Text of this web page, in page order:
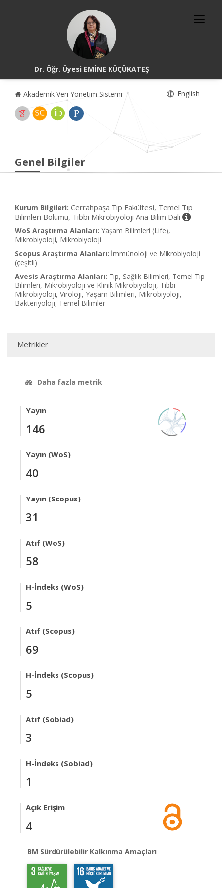
Dr. Öğr. Üyesi EMİNE KÜÇÜKATEŞ
Akademik Veri Yönetim Sistemi English
Genel Bilgiler
Kurum Bilgileri: Cerrahpaşa Tıp Fakültesi, Temel Tıp
Bilimleri Bölümü, Tıbbi Mikrobiyoloji Ana Bilim Dalı
WoS Araştırma Alanları: Yaşam Bilimleri (Life),
Mikrobiyoloji, Mikrobiyoloji
Scopus Araştırma Alanları: İmmünoloji ve Mikrobiyoloji
(çeşitli)
Avesis Araştırma Alanları: Tıp, Sağlık Bilimleri, Temel Tıp
Bilimleri, Mikrobiyoloji ve Klinik Mikrobiyoloji, Tıbbi
Mikrobiyoloji, Viroloji, Yaşam Bilimleri, Mikrobiyoloji,
Bakteriyoloji, Temel Bilimler
Metrikler
Daha fazla metrik
Yayın
146
Yayın (WoS)
40
Yayın (Scopus)
31
Atıf (WoS)
58
H-İndeks (WoS)
5
Atıf (Scopus)
69
H-İndeks (Scopus)
5
Atıf (Sobiad)
3
H-İndeks (Sobiad)
1
Açık Erişim
4
BM Sürdürülebilir Kalkınma Amaçları